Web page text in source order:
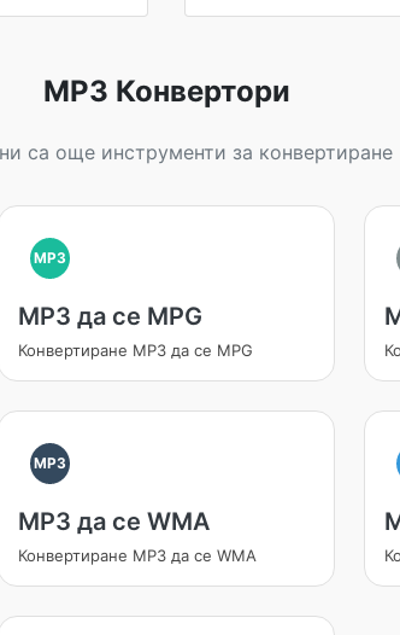
MP3 Конвертори
са още инструменти за конвертиране
MP3
MP3 да се MPG
Конвертиране MP3 да се MPG
MP3
MP3 да се WMA
Конвертиране MP3 да се WMA